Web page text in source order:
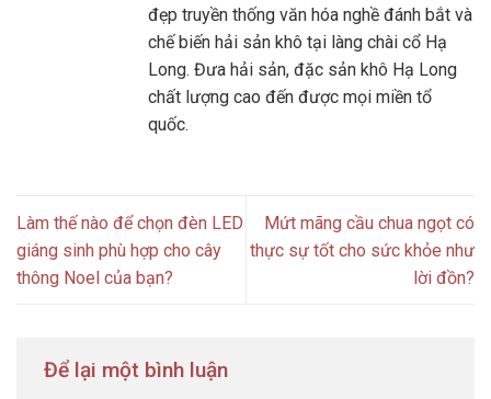
đẹp truyền thống văn hóa nghề đánh bắt và
chế biến hải sản khô tại làng chài cổ Hạ
Long. Đưa hải sản, đặc sản khô Hạ Long
chất lượng cao đến được mọi miền tổ
quốc.
Làm thế nào để chọn đèn LED
giáng sinh phù hợp cho cây
thông Noel của bạn?
Mứt mãng cầu chua ngọt có
thực sự tốt cho sức khỏe như
lời đồn?
Để lại một bình luận